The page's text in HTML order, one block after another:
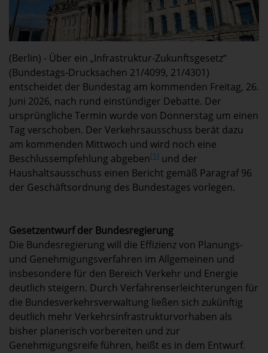
(Berlin) - Über ein „Infrastruktur-Zukunftsgesetz“
(Bundestags-Drucksachen 21/4099, 21/4301)
entscheidet der Bundestag am kommenden Freitag, 26.
Juni 2026, nach rund einstündiger Debatte. Der
ursprüngliche Termin wurde von Donnerstag um einen
Tag verschoben. Der Verkehrsausschuss berät dazu
am kommenden Mittwoch und wird noch eine
Beschlussempfehlung abgeben[1] und der
Haushaltsausschuss einen Bericht gemäß Paragraf 96
der Geschäftsordnung des Bundestages vorlegen.
Gesetzentwurf der Bundesregierung
Die Bundesregierung will die Effizienz von Planungs-
und Genehmigungsverfahren im Allgemeinen und
insbesondere für den Bereich Verkehr und Energie
deutlich steigern. Durch Verfahrenserleichterungen für
die Bundesverkehrsverwaltung ließen sich zukünftig
deutlich mehr Verkehrsinfrastrukturvorhaben als
bisher planerisch vorbereiten und zur
Genehmigungsreife führen, heißt es in dem Entwurf.